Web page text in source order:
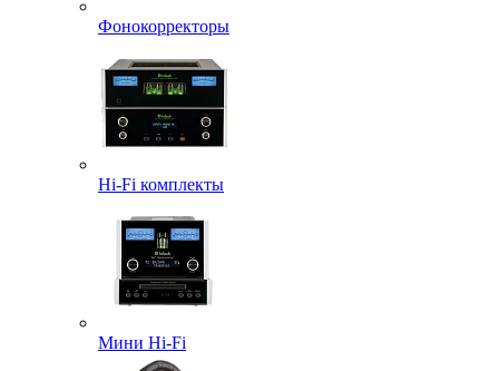
Фонокорректоры
Hi-Fi комплекты
Мини Hi-Fi